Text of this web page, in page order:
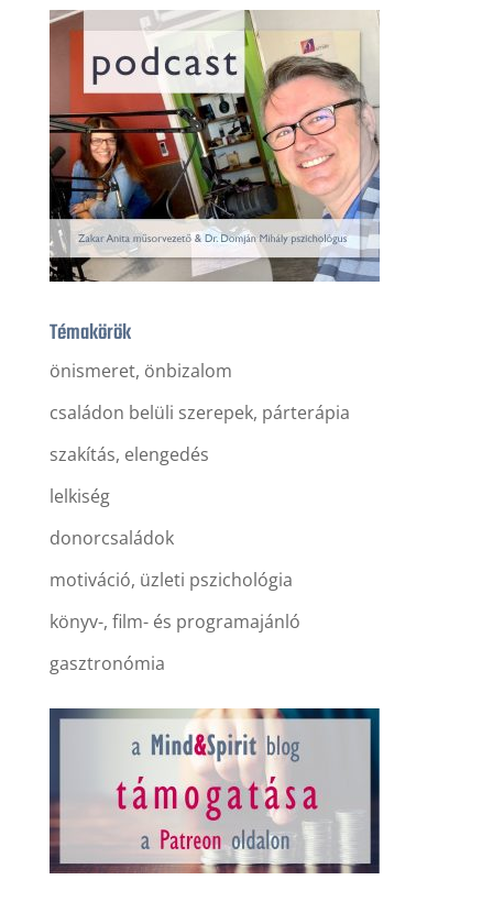
Témakörök
önismeret, önbizalom
családon belüli szerepek, párterápia
szakítás, elengedés
lelkiség
donorcsaládok
motiváció, üzleti pszichológia
könyv-, film- és programajánló
gasztronómia